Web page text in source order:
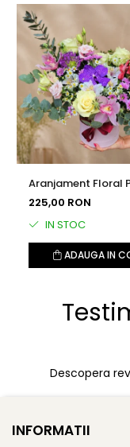
Aranjament Floral
o Dorinta
225,00 RON
IN STOC
ADAUGA IN
Descopera
INFORMATII